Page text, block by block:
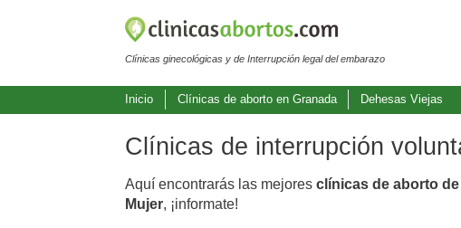
Clínicas ginecológicas y de Interrupción legal del embarazo
Inicio Clínicas de aborto en Granada Dehesas Viejas
Clínicas de interrupción
Aquí encontrarás las mejores clínicas de aborto
Mujer, ¡informate!